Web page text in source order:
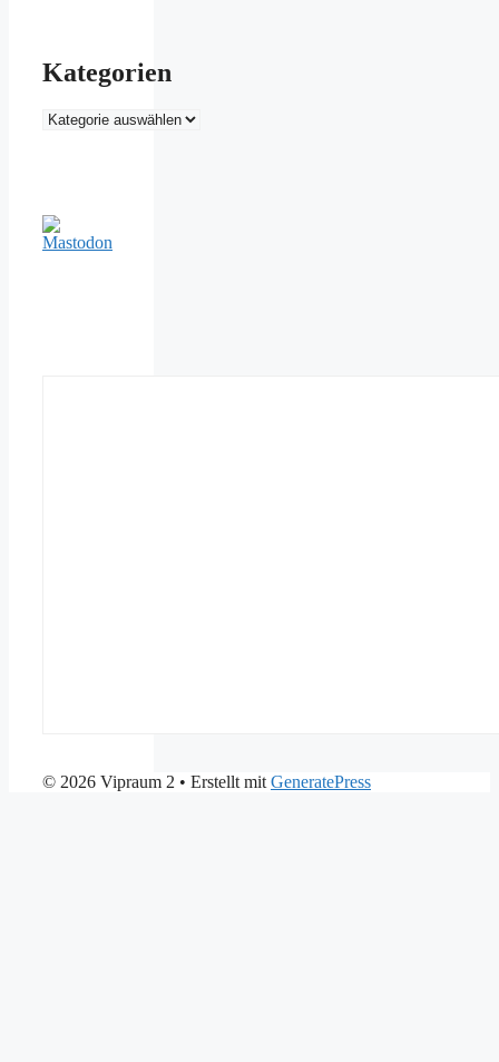
Kategorien
Kategorien
© 2026 Vipraum 2 • Erstellt mitGeneratePress